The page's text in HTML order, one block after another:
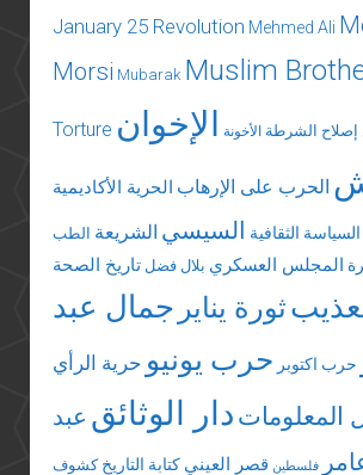
January 25 Revolution Mehmed Ali
Morsi Mubarak Muslim
Torture إصلاح الشرطة الأخونة الإخوان
الحرب على الإرهاب الحرية الأكاديمية
السياسة الثقافية السيسي الشريعة الطب
المجلس العسكري بلال فضل تاريخ الصحة
ثورة يناير جمال عبد
حرب اكتوبر حرب يونيو حرية الرأي
المعلومات دار الوثائق عبد
فلسطين قصر العيني كتابة التاريخ كشوف